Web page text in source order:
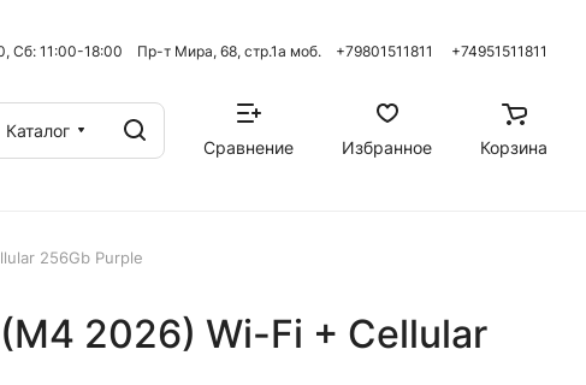
Сб: 11:00-18:00 Пр-т Мира, 68, стр.1а моб. +79801511811 +74951511811
Каталог
Сравнение
Избранное Корзина
256Gb Purple
2026) Wi-Fi + Cellular